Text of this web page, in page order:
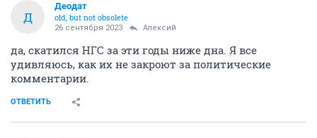
Д
Деодат
old, but not obsolete
26 сентября 2023 Алексий
да, скатился НГС за эти годы ниже дна. Я все
удивляюсь, как их не закроют за политические
комментарии.
ОТВЕТИТЬ